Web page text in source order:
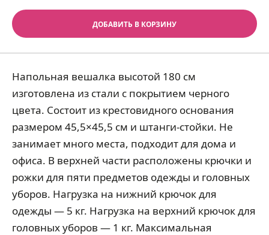
ДОБАВИТЬ В КОРЗИНУ
Напольная вешалка высотой 180 см
изготовлена из стали с покрытием черного
цвета. Состоит из крестовидного основания
размером 45,5×45,5 см и штанги-стойки. Не
занимает много места, подходит для дома и
офиса. В верхней части расположены крючки и
рожки для пяти предметов одежды и головных
уборов. Нагрузка на нижний крючок для
одежды — 5 кг. Нагрузка на верхний крючок для
головных уборов — 1 кг. Максимальная